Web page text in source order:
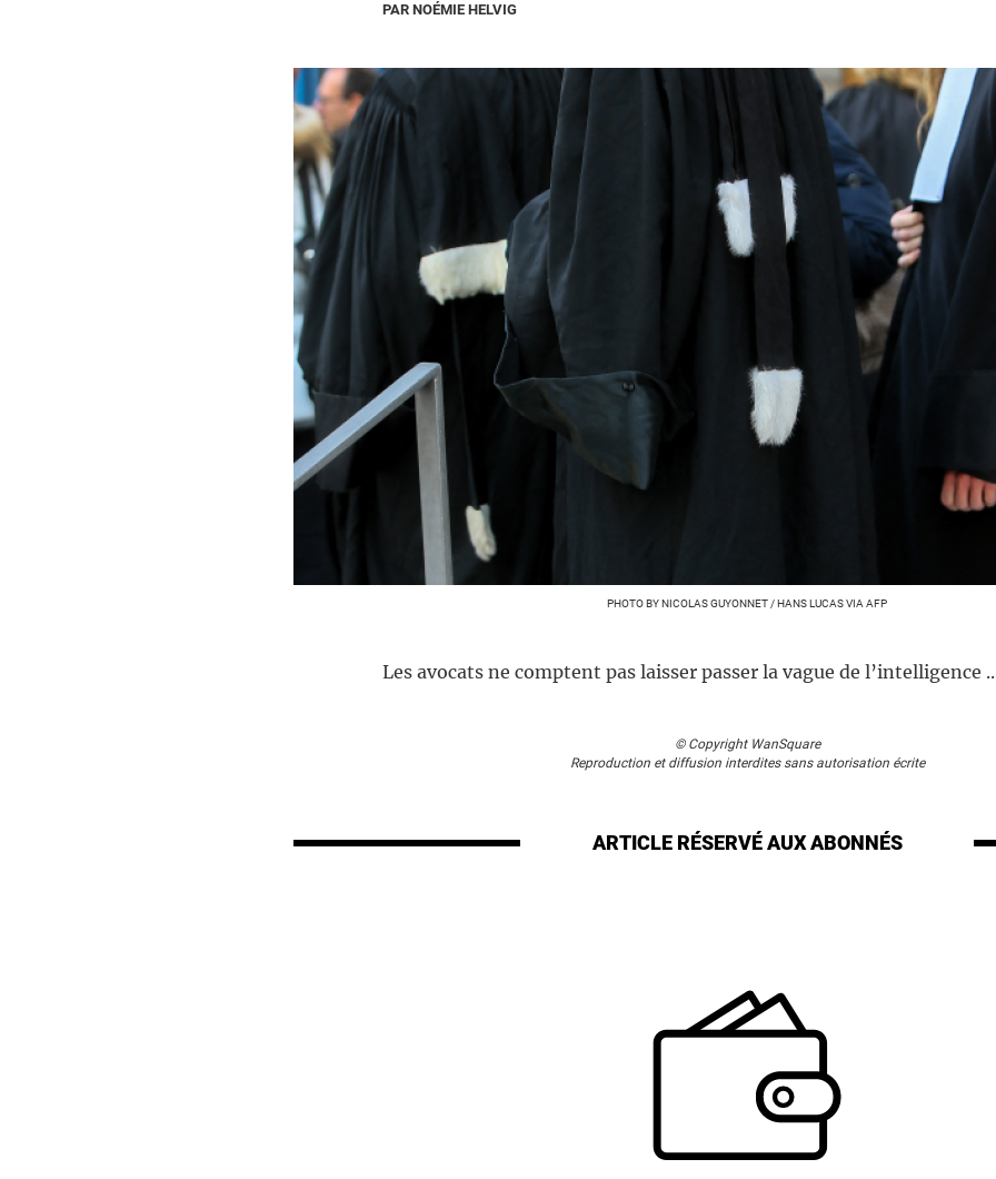
PAR NOÉMIE HELVIG
PHOTO BY NICOLAS GUYONNET / HANS LUCAS VIA AFP
Les avocats ne comptent pas laisser passer la vague de l’intelligence
© Copyright WanSquare
Reproduction et diffusion interdites sans autorisation écrite
ARTICLE RÉSERVÉAUX ABONNÉS